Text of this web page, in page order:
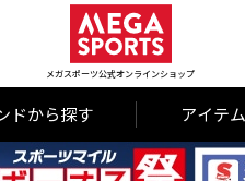
メガスポーツ公式オンラインショップ
ドから探す アイテ